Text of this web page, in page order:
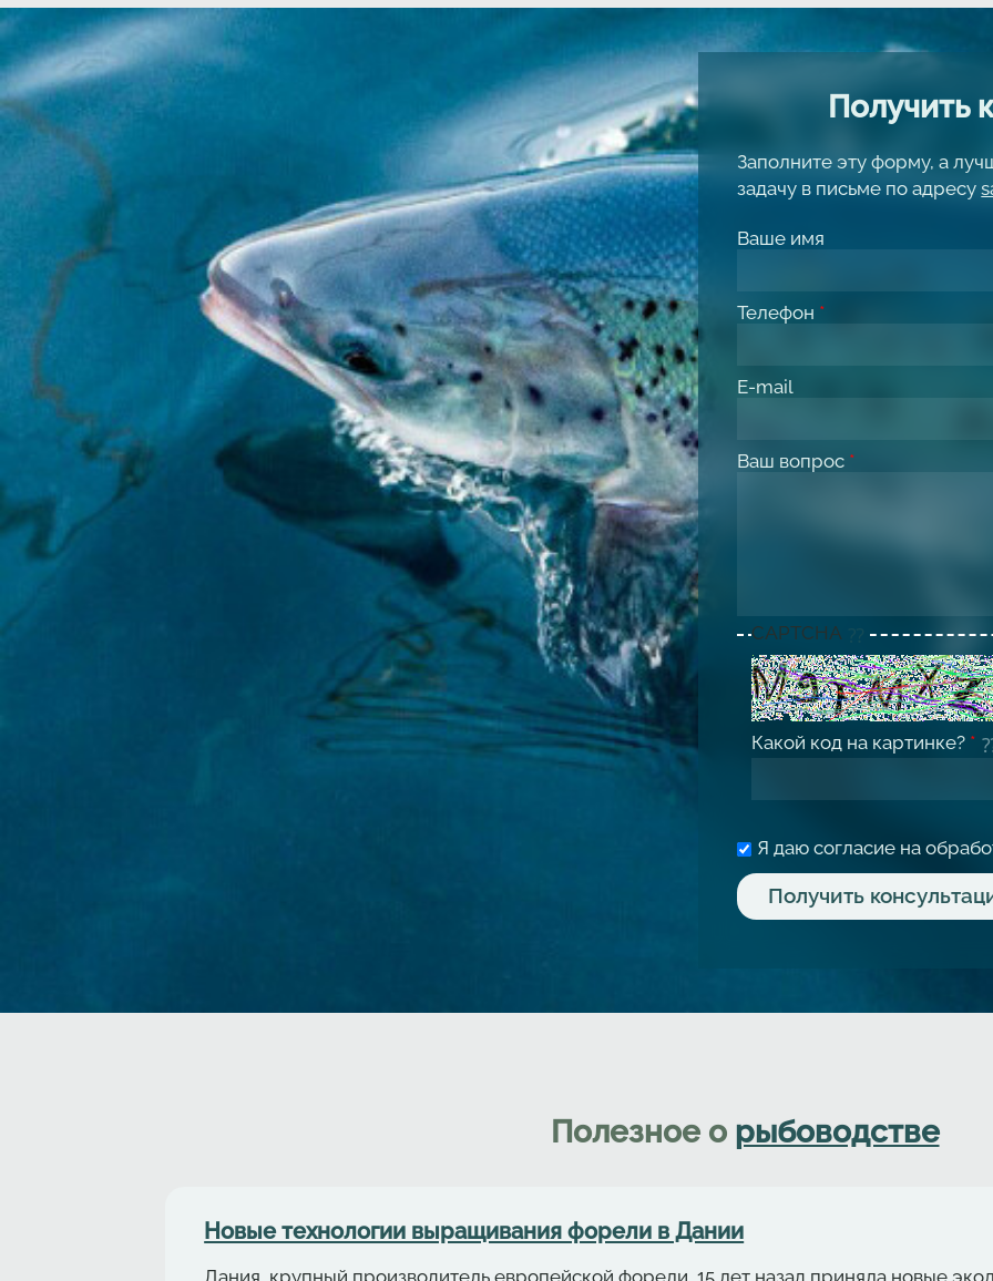
Получить
Заполните эту форму, а
задачу в письме по адресу
Ваше имя
Телефон *
E-mail
Ваш вопрос *
CAPTCHA
Какой код на картинке? *
Я даю согласие на
Полезное о рыбоводстве
Новые технологии выращивания форели в Дании
Дания, крупный производитель европейской форели, 15 лет назад приняла новые